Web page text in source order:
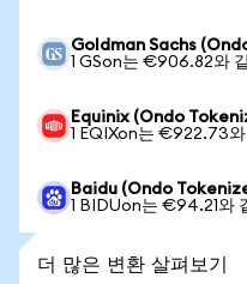
Goldman Sachs
1 GSon는 €906.82와
Equinix (Ondo
1 EQIXon는 €922.73와
Baidu (Ondo
1 BIDUon는 €94.21와
더 많은 변환 살펴보기